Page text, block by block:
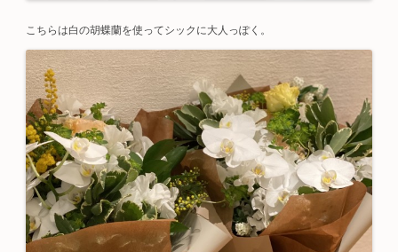
こちらは白の胡蝶蘭を使ってシックに大人っぽく。